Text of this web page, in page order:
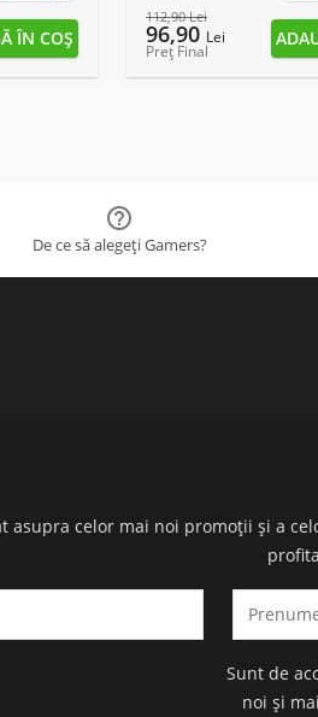
112,90Lei
96,90 Lei
Preț Final

De ce să alegeți Gamers?
celor mai noi promoții și a
Sunt de
noi și